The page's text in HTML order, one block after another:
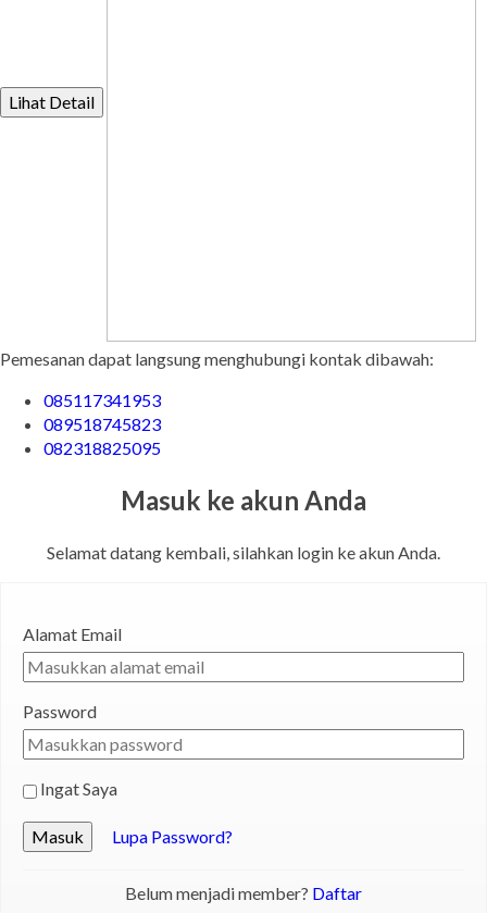
Lihat Detail
Pemesanan dapat langsung menghubungi kontak dibawah:
085117341953
089518745823
082318825095
Masuk ke akun Anda
Selamat datang kembali, silahkan login ke akun Anda.
Alamat Email
Password
Ingat Saya
Masuk Lupa Password?
Belum menjadi member? Daftar